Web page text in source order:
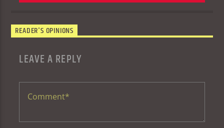
READER'S OPINIONS
LEAVE A REPLY